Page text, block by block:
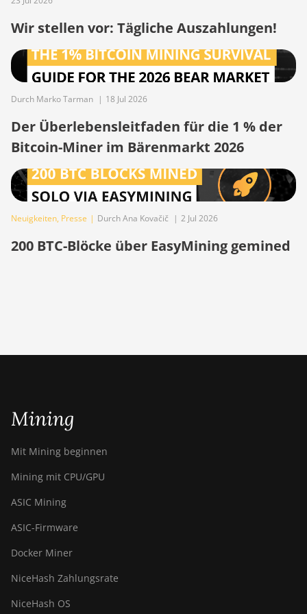
BITMAIN Antminer S19j (90Th)
BITMAIN Antminer S19j Pro
(96Th)
(151TH)
BITMAIN Antminer S19k Pro
(120Th)
BITMAIN Antminer S23 (580Th)
BITMAIN Antminer S23 Hyd.
(1.16Ph)
BITMAIN Antminer T19 Hydro
BITMAIN Antminer T21 (190TH)
Baikal BK-G28
Baikal Giant+
Bitdeer SealMiner A2 Pro Air
Wir stellen vor: Tägliche Auszahlungen!
Durch Marko Tarman | 18 Jul 2026
Der Überlebensleitfaden für die 1 % der
Bitcoin-Miner im Bärenmarkt 2026
Neuigkeiten, Presse | Durch Ana Kovačič | 2 Jul 2026
200 BTC-Blöcke über EasyMining gemined
Mining
Mit Mining beginnen
Mining mit CPU/GPU
ASIC Mining
ASIC-Firmware
Docker Miner
NiceHash Zahlungsrate
NiceHash OS